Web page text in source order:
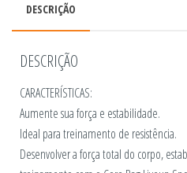
DESCRIÇÃO
DESCRIÇÃO
CARACTERÍSTICAS:
Aumente sua força e estabilidade.
Ideal para treinamento de resistência.
Desenvolver a força total do corpo,